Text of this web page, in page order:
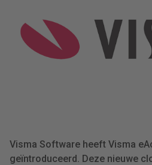
Visma Software heeft Visma
geïntroduceerd. Deze nieuwe